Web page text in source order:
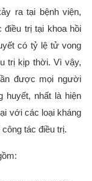
ra tại bệnh viện,
điều trị tại khoa hồi
có tỷ lệ tử vong
trị kịp thời. Vì vậy,
được mọi người
huyết, nhất là hiện
với các loại kháng
tác điều trị.